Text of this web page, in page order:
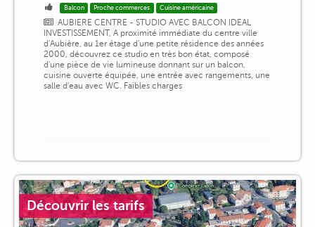
Balcon Proche commerces Cuisine américaine
AUBIERE CENTRE - STUDIO AVEC BALCON IDEAL
INVESTISSEMENT, A proximité immédiate du centre ville
d'Aubière, au 1er étage d'une petite résidence des années
2000, découvrez ce studio en très bon état, composé
d'une pièce de vie lumineuse donnant sur un balcon,
cuisine ouverte équipée, une entrée avec rangements, une
salle d'eau avec WC. Faibles charges
Découvrir les tarifs